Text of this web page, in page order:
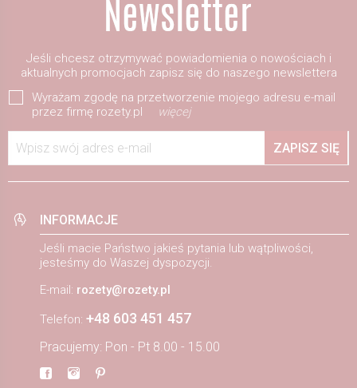
Jeśli chcesz otrzymywać powiadomienia o nowościach i
aktualnych promocjach zapisz się do naszego newslettera
Wyrażam zgodę na przetworzenie mojego adresu e-mail
przez firmę rozety.pl
więcej
Wpisz swój adres e-mail ZAPISZ SIĘ
INFORMACJE
Jeśli macie Państwo jakieś pytania lub wątpliwości,
jesteśmy do Waszej dyspozycji.
E-mail: rozety@rozety.pl
Telefon: +48 603 451 457
Pracujemy: Pon - Pt 8.00 - 15.00